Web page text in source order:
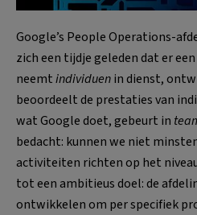
Google’s People Operations-
zich een tijdje geleden dat er
neemtindividuenin dienst,
beoordeelt de prestaties van
wat Google doet, gebeurt in
bedacht: kunnen we niet
activiteiten richten op het
tot een ambitieus doel: de
ontwikkelen om per specifiek